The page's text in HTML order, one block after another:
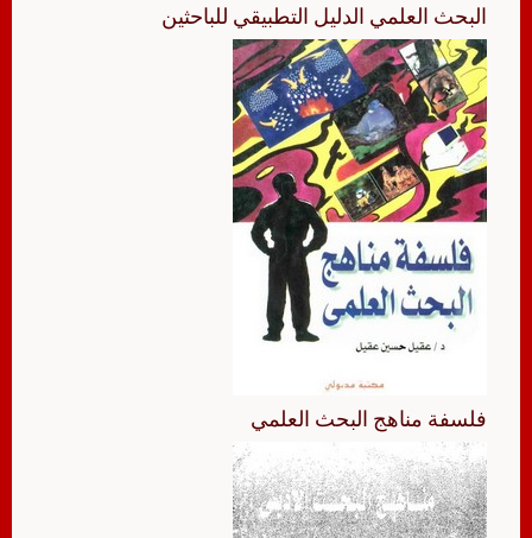
البحث العلمي الدليل التطبيقي للباحثين
فلسفة مناهج البحث العلمي